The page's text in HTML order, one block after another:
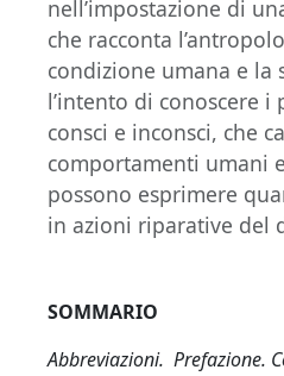
nell’impostazione di
che racconta
condizione umana e la
l’intento di conoscere i
consci e inconsci, che
comportamenti umani
possono esprimere
in azioni riparative del
SOMMARIO
Abbreviazioni. Prefazione.